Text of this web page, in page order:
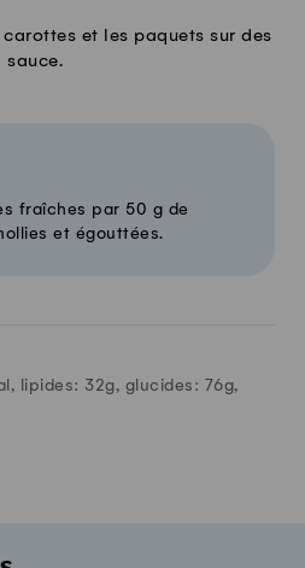
et les paquets sur des
sauce.
fraîches par 50 g de
et égouttées.
lipides: 32g, glucides: 76g,